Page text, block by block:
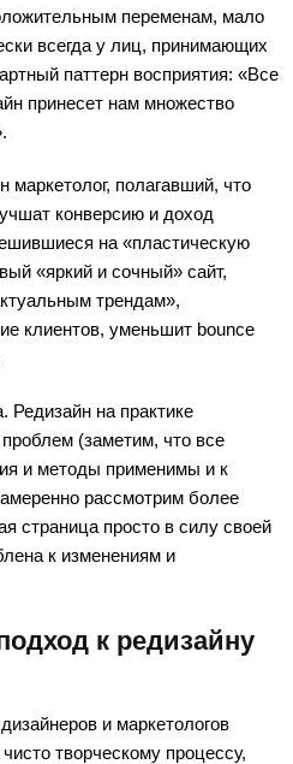
переменам, мало
всегда у лиц, принимающих
паттерн восприятия: «Все
принесет нам множество
маркетолог, полагавший, что
конверсию и доход
на «пластическую
«яркий и сочный» сайт,
трендам»,
клиентов, уменьшит bounce
на практике
(заметим, что все
и методы применимы и к
рассмотрим более
страница просто в силу своей
к изменениям и
к редизайну
и маркетологов
творческому процессу,